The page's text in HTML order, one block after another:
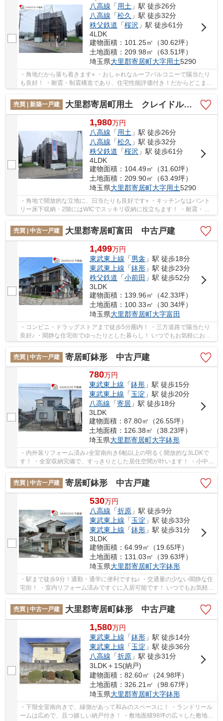
八高線 「 用土 」駅 徒歩26分
八高線 「松久 」駅 徒歩32分
秩父鉄道 「桜沢 」駅 徒歩61分
4LDK
建物面積：101.25㎡（30.62坪）
土地面積：209.98㎡（63.51坪）
埼玉県大里郡寄居町大字用土5290
・角地だから落ち着きます⭐︎ ・おしゃれなルーフバルコニーで陽当たり
も良好！ ・耐震・制震構造であり、住宅性能評価付き！だからどこまで
売買 | 新築一戸建
大里郡寄居町用土 クレイドルガーデン 新築戸建 全4棟 1号棟
1,980万円
八高線 「 用土 」駅 徒歩26分
八高線 「松久 」駅 徒歩32分
秩父鉄道 「桜沢 」駅 徒歩61分
4LDK
建物面積：104.49㎡（31.60坪）
土地面積：209.90㎡（63.49坪）
埼玉県大里郡寄居町大字用土5290
・角地で開放的な立地に、日当たりも良好です⭐︎ ・キッチンなはパント
リー床下収納・2階にはWICでスッキリ収納に役立ちます！ ・耐震・制
震構造であり、住宅性能評価付き！だからどこ...
売買 | 中古一戸建
大里郡寄居町富田 中古戸建
1,499万円
東武東上線 「男衾」駅 徒歩18分
東武東上線 「鉢形」駅 徒歩23分
秩父鉄道 「小前田 」駅 徒歩52分
3LDK
建物面積：139.96㎡（42.33坪）
土地面積：100.33㎡（30.34坪）
埼玉県大里郡寄居町大字富田
・コンビニ・ドラッグストアまで徒歩5分圏内！ ・三方道路で陽当たり
良好♪ ・閑静な住宅街でゆったりとした暮らし！ いつでもお気軽にお声
がけください♪ 駅からの送迎が必要なお客様...
売買 | 中古一戸建
寄居町鉢形 中古戸建
780万円
東武東上線 「鉢形 」駅 徒歩15分
東武東上線 「玉淀 」駅 徒歩20分
八高線 「寄居 」駅 徒歩18分
3LDK
建物面積：87.80㎡（26.55坪）
土地面積：126.38㎡（38.23坪）
埼玉県大里郡寄居町大字鉢形
・内外装リフォーム済み♪全室南向き6帖以上の明るく開放的な3LDKで
す！ ・全室収納完備で、すっきりとした居住空間が叶います！ ・小中学
売買 | 中古一戸建
寄居町鉢形 中古戸建
530万円
八高線 「折原」駅 徒歩9分
東武東上線 「玉淀 」駅 徒歩33分
東武東上線 「鉢形」駅 徒歩31分
3LDK
建物面積：64.99㎡（19.65坪）
土地面積：131.03㎡（39.63坪）
埼玉県大里郡寄居町大字鉢形
・駅まで徒歩9分！通勤・通学に便利ですね♪ ・交通量の少ない閑静な住
宅街！ ・室内リフォーム済みですぐに入居可能です！ いつでもお気軽に
売買 | 中古一戸建
大里郡寄居町鉢形 中古戸建
1,580万円
東武東上線 「鉢形」駅 徒歩14分
東武東上線 「玉淀 」駅 徒歩36分
八高線 「折原」駅 徒歩31分
3LDK＋1S(納戸)
建物面積：82.60㎡（24.98坪）
土地面積：326.21㎡（98.67坪）
埼玉県大里郡寄居町大字鉢形
・下階全室南向きで、縁側があって和みのスペースに！ ・ランドリール
ームは広めで、且つ嬉しい納戸付き！ ・敷地面積98坪の広々した敷地。